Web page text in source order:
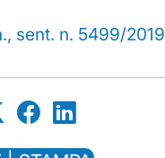
sent. n. 5499/2019